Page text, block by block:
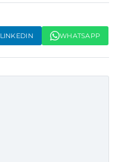
LINKEDIN WHATSAPP